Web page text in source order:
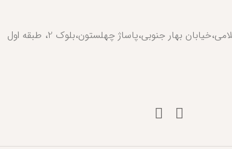
تهران،خیابان انقلاب اسلامی،خیابان بهار جنوبی،پاساژ چهلستون،بلوک 2، طبقه اول